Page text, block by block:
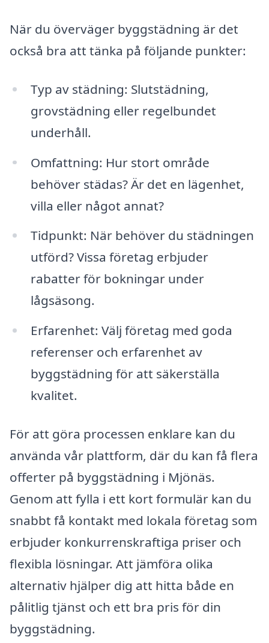
När du överväger byggstädning är det
också bra att tänka på följande punkter:
Typ av städning: Slutstädning,
grovstädning eller regelbundet
underhåll.
Omfattning: Hur stort område
behöver städas? Är det en lägenhet,
villa eller något annat?
Tidpunkt: När behöver du städningen
utförd? Vissa företag erbjuder
rabatter för bokningar under
lågsäsong.
Erfarenhet: Välj företag med goda
referenser och erfarenhet av
byggstädning för att säkerställa
kvalitet.
För att göra processen enklare kan du
använda vår plattform, där du kan få flera
offerter på byggstädning i Mjönäs.
Genom att fylla i ett kort formulär kan du
snabbt få kontakt med lokala företag som
erbjuder konkurrenskraftiga priser och
flexibla lösningar. Att jämföra olika
alternativ hjälper dig att hitta både en
pålitlig tjänst och ett bra pris för din
byggstädning.